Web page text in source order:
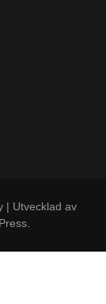
| Utvecklad av